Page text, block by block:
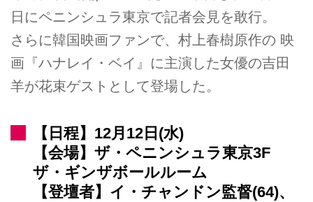
日にペニンシュラ東京で記者会見を敢行。
さらに韓国映画ファンで、村上春樹原作の 映
画『ハナレイ・ベイ』に主演した女優の吉田
羊が花束ゲストとして登場した。
【日程】12月12日(水)
【会場】ザ・ペニンシュラ東京3F
ザ・ギンザボールルーム
【登壇者】イ・チャンドン監督(64)、